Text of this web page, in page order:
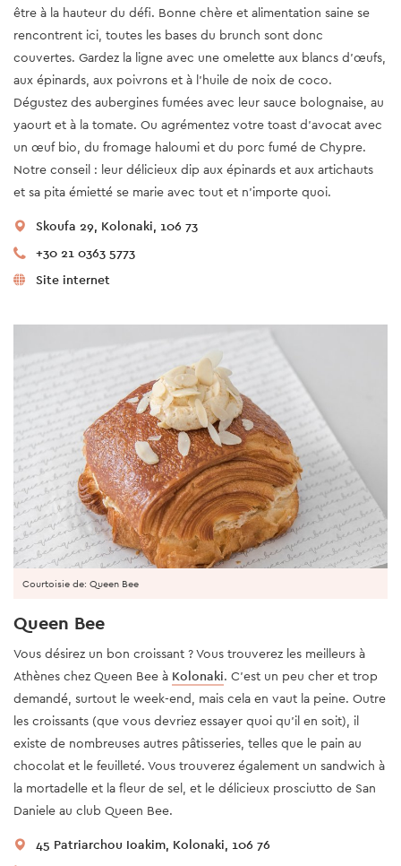
être à la hauteur du défi. Bonne chère et alimentation saine se
rencontrent ici, toutes les bases du brunch sont donc
couvertes. Gardez la ligne avec une omelette aux blancs d'œufs,
aux épinards, aux poivrons et à l'huile de noix de coco.
Dégustez des aubergines fumées avec leur sauce bolognaise, au
yaourt et à la tomate. Ou agrémentez votre toast d'avocat avec
un œuf bio, du fromage haloumi et du porc fumé de Chypre.
Notre conseil : leur délicieux dip aux épinards et aux artichauts
et sa pita émietté se marie avec tout et n'importe quoi.
Skoufa 29, Kolonaki, 106 73
+30 21 0363 5773
Site internet
Queen Bee
Vous désirez un bon croissant ? Vous trouverez les meilleurs à
Athènes chez Queen Bee à Kolonaki. C’est un peu cher et trop
demandé, surtout le week-end, mais cela en vaut la peine. Outre
les croissants (que vous devriez essayer quoi qu'il en soit), il
existe de nombreuses autres pâtisseries, telles que le pain au
chocolat et le feuilleté. Vous trouverez également un sandwich à
la mortadelle et la fleur de sel, et le délicieux prosciutto de San
Daniele au club Queen Bee.
45 Patriarchou Ioakim, Kolonaki, 106 76
Courtoisie de: Queen Bee